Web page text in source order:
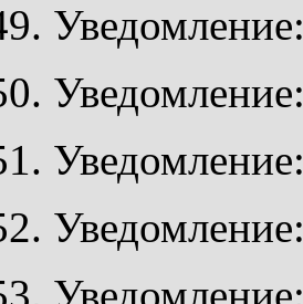
Уведомление:
Уведомление:
Уведомление:
Уведомление: